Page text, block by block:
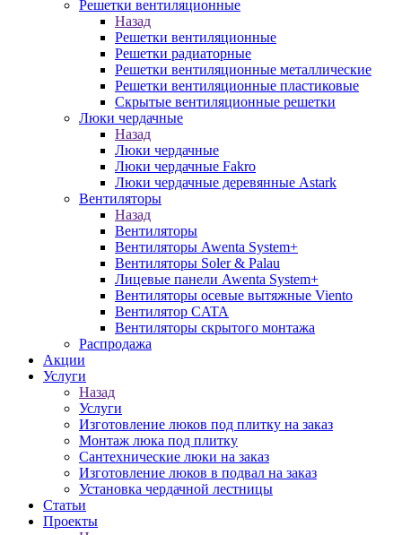
Решетки вентиляционные
Назад
Решетки вентиляционные
Решетки радиаторные
Решетки вентиляционные металлические
Решетки вентиляционные пластиковые
Скрытые вентиляционные решетки
Люки чердачные
Назад
Люки чердачные
Люки чердачные Fakro
Люки чердачные деревянные Astark
Вентиляторы
Назад
Вентиляторы
Вентиляторы Awenta System+
Вентиляторы Soler & Palau
Лицевые панели Awenta System+
Вентиляторы осевые вытяжные Viento
Вентилятор CATA
Вентиляторы скрытого монтажа
Распродажа
Акции
Услуги
Назад
Услуги
Изготовление люков под плитку на заказ
Монтаж люка под плитку
Сантехнические люки на заказ
Изготовление люков в подвал на заказ
Установка чердачной лестницы
Статьи
Проекты